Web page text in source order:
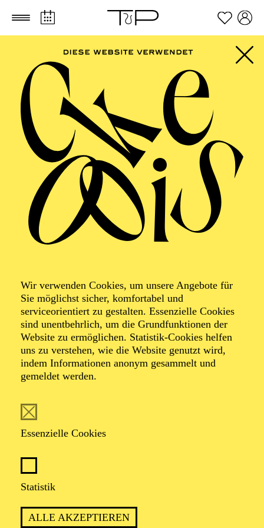
Zum Hauptinhalt springen Zum Footer springen
Wir verwenden Cookies, um unsere Angebote für
Sie möglichst sicher, komfortabel und
serviceorientiert zu gestalten. Essenzielle Cookies
sind unentbehrlich, um die Grundfunktionen der
Website zu ermöglichen. Statistik-Cookies helfen
uns zu verstehen, wie die Website genutzt wird,
indem Informationen anonym gesammelt und
gemeldet werden.
Essenzielle Cookies
Statistik
ALLE AKZEPTIEREN
Foto: Joshua Hoven
Rymon Zacharei
Rymon Zacharei (*1985, Bagdad), bekannt unter dem
Movement Director. Sein Stil verbindet Hip-Hop und
Urban-Dance-Formen wie Locking, Popping und House